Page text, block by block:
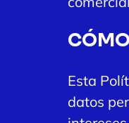
Esta
datos